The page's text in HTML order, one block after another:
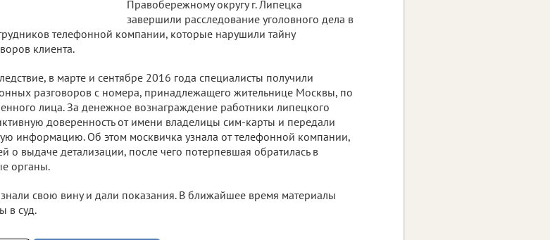
Правобережному округу г. Липецка
завершили расследование уголовного дела в
телефонной компании, которые нарушили тайну
клиента.
в марте и сентябре 2016 года специалисты получили
разговоров с номера, принадлежащего жительнице Москвы, по
лица. За денежное вознаграждение работники липецкого
доверенность от имени владелицы сим-карты и передали
информацию. Об этом москвичка узнала от телефонной компании,
о выдаче детализации, после чего потерпевшая обратилась в
органы.
свою вину и дали показания. В ближайшее время материалы
в суд.